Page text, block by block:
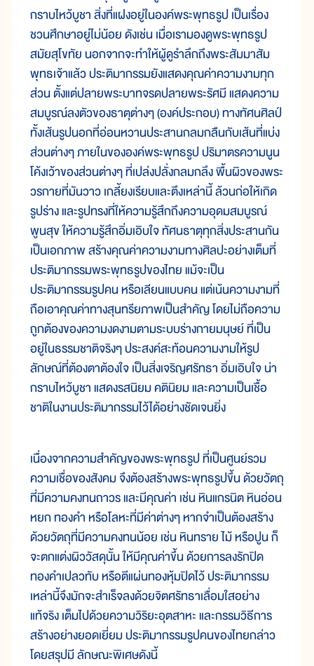
กราบไหว้บูชา สิ่งที่แฝงอยู่ในองค์พระพุทธรูป เป็นเรื่อง
ชวนศึกษาอยู่ไม่น้อย ดังเช่น เมื่อเรามองดูพระพุทธรูป
สมัยสุโขทัย นอกจากจะทำให้ผู้ดูรำลึกถึงพระสัมมาสัม
พุทธเจ้าแล้ว ประติมากรรมยังแสดงคุณค่าความงามทุก
ส่วน ตั้งแต่ปลายพระบาทจรดปลายพระรัศมี แสดงความ
สมบูรณ์ลงตัวของธาตุต่างๆ (องค์ประกอบ) ทางทัศนศิลป์
ทั้งเส้นรูปนอกที่อ่อนหวานประสานกลมกลืนกับเส้นที่แบ่ง
ส่วนต่างๆ ภายในขององค์พระพุทธรูป ปริมาตรความนูน
โค้งเว้าของส่วนต่างๆ ที่เปล่งปลั่งกลมกลึง พื้นผิวของพระ
วรกายที่มันวาว เกลี้ยงเรียบและตึงเหล่านี้ ล้วนก่อให้เกิด
รูปร่าง และรูปทรงที่ให้ความรู้สึกถึงความอุดมสมบูรณ์
พูนสุข ให้ความรู้สึกอิ่มเอิบใจ ทัศนธาตุทุกสิ่งประสานกัน
เป็นเอกภาพ สร้างคุณค่าความงามทางศิลปะอย่างเต็มที่
ประติมากรรมพระพุทธรูปของไทย แม้จะเป็น
ประติมากรรมรูปคน หรือเลียนแบบคน แต่เน้นความงามที่
ถือเอาคุณค่าทางสุนทรียภาพเป็นสำคัญ โดยไม่ถือความ
ถูกต้องของความงดงามตามระบบร่างกายมนุษย์ ที่เป็น
อยู่ในธรรมชาติจริงๆ ประสงค์สะท้อนความงามให้รูป
ลักษณ์ที่ต้องตาต้องใจ เป็นสิ่งเจริญศรัทธา อิ่มเอิบใจ น่า
กราบไหว้บูชา แสดงรสนิยม คตินิยม และความเป็นเชื้อ
ชาติในงานประติมากรรมไว้ได้อย่างชัดเจนยิ่ง
เนื่องจากความสำคัญของพระพุทธรูป ที่เป็นศูนย์รวม
ความเชื่อของสังคม จึงต้องสร้างพระพุทธรูปขึ้น ด้วยวัตถุ
ที่มีความคงทนถาวร และมีคุณค่า เช่น หินแกรนิต หินอ่อน
หยก ทองคำ หรือโลหะที่มีค่าต่างๆ หากจำเป็นต้องสร้าง
ด้วยวัตถุที่มีความคงทนน้อย เช่น หินทราย ไม้ หรือปูน ก็
จะตกแต่งผิววัสดุนั้น ให้มีคุณค่าขึ้น ด้วยการลงรักปิด
ทองคำเปลวทับ หรือตีแผ่นทองหุ้มปิดไว้ ประติมากรรม
เหล่านี้จึงมักจะสำเร็จลงด้วยจิตศรัทธาเลื่อมใสอย่าง
แท้จริง เต็มไปด้วยความวิริยะอุตสาหะ และกรรมวิธีการ
สร้างอย่างยอดเยี่ยม ประติมากรรมรูปคนของไทยกล่าว
โดยสรุปมี ลักษณะพิเศษดังนี้